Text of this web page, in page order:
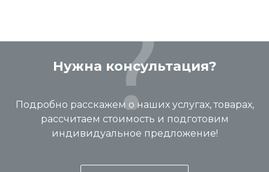
Нужна консультация?
Подробно расскажем о наших услугах, товарах,
рассчитаем стоимость и подготовим
индивидуальное предложение!